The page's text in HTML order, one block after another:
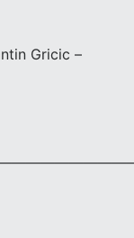
Gricic –